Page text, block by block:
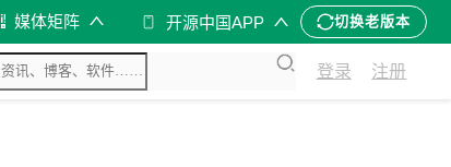
媒体矩阵 开源中国APP 切换老版本
登录 注册